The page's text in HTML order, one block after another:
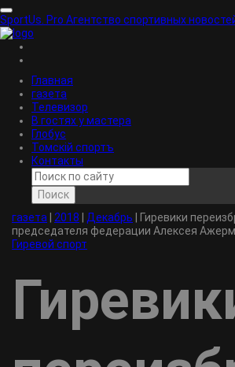
SportUs. Pro Агентство спортивных
Главная
газета
Телевизор
В гостях у мастера
Глобус
Томскiй спортъ
Контакты
Поиск
газета
2018 Декабрь
Гиревики
председателя федерации Алексея
Гиревой спорт